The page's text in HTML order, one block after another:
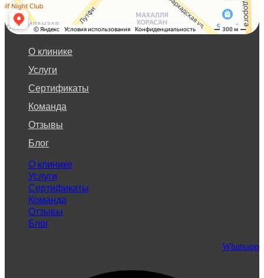
О клинике
Услуги
Сертификаты
Команда
Отзывы
Блог
О клинике
Услуги
Сертификаты
Команда
Отзывы
Блог
Whatsapp